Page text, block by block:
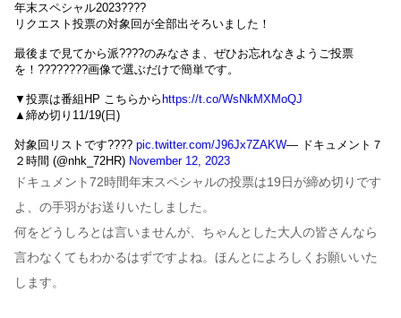
年末スペシャル2023????
リクエスト投票の対象回が全部出そろいました！
最後まで見てから派????のみなさま、ぜひお忘れなきようご投票
を！????????画像で選ぶだけで簡単です。
▼投票は番組HP こちらから https://t.co/WsNkMXMoQJ
▲締め切り11/19(日)
対象回リストです???? pic.twitter.com/J96Jx7ZAKW— ドキュメント７
２時間 (@nhk_72HR) November 12, 2023
ドキュメント72時間年末スペシャルの投票は19日が締め切りです
よ、の手羽がお送りいたしました。
何をどうしろとは言いませんが、ちゃんとした大人の皆さんなら
言わなくてもわかるはずですよね。ほんとによろしくお願いいた
します。